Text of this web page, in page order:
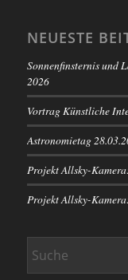
NEUESTE
Sonnenfinsternis und
2026
Vortrag Künstliche
Astronomietag
Projekt Allsky-
Projekt Allsky-